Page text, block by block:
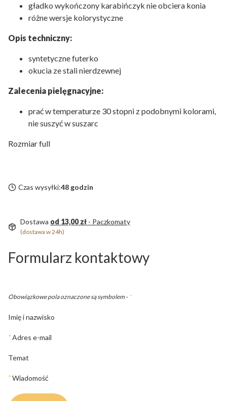
gładko wykończony karabińczyk nie obciera konia
różne wersje kolorystyczne
Opis techniczny:
syntetyczne futerko
okucia ze stali nierdzewnej
Zalecenia pielęgnacyjne:
prać w temperaturze 30 stopni z podobnymi kolorami,
nie suszyć w suszarc
Rozmiar full
Czas wysyłki:48 godzin
Dostawa od 13,00 zł - Paczkomaty
(dostawa w 24h)
Formularz kontaktowy
Obowiązkowe pola oznaczone są symbolem - *
Imię i nazwisko
*Adres e-mail
Temat
*Wiadomość